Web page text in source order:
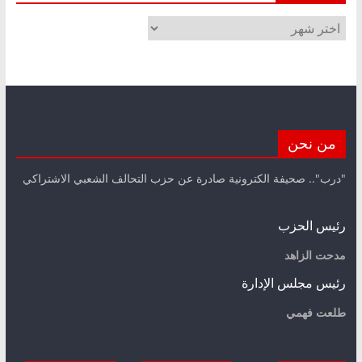
الأرشيف
من نحن
"درب".. صحيفة الكترونية صادرة عن حزب التحالف الشعبي الاشتراكي
رئيس الحزب
مدحت الزاهد
رئيس مجلس الإدارة
طلعت فهمي